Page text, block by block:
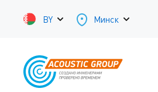
BY Минск